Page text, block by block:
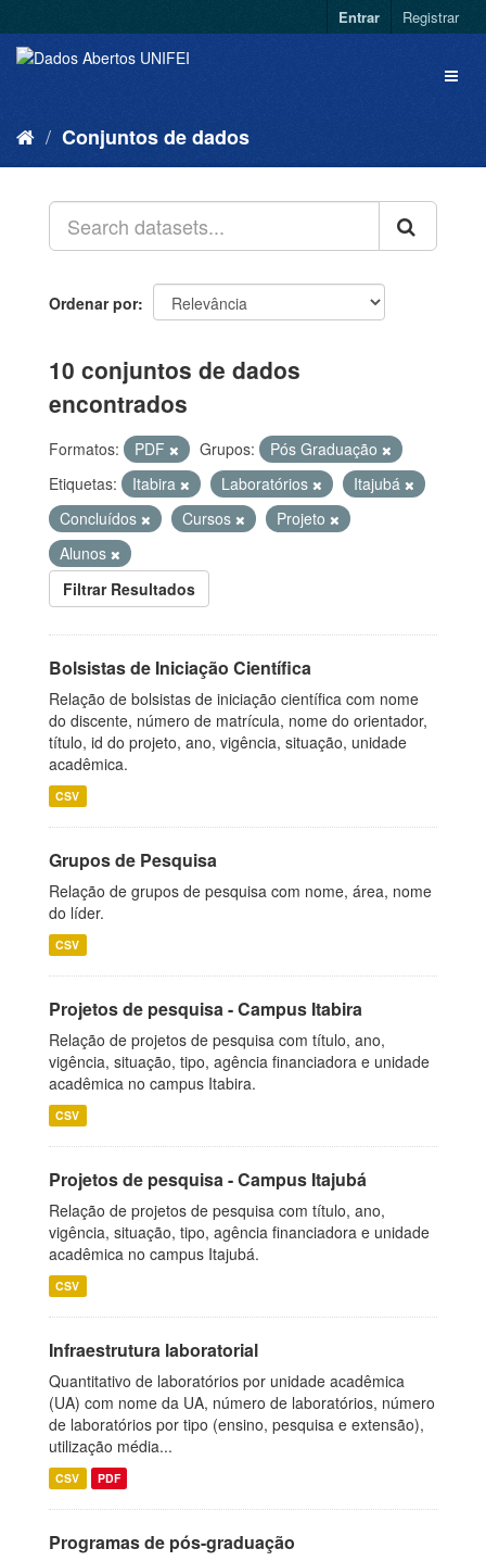
Entrar Registrar
Conjuntos de dados
Ordenar por
10 conjuntos de dados
encontrados
Formatos: PDF Grupos:
Pós Graduação
Etiquetas:
Itabira Laboratórios
Itajubá
Concluídos
Cursos
Projeto
Alunos
Filtrar Resultados
Bolsistas de Iniciação Científica
Relação de bolsistas de iniciação científica com nome
do discente, número de matrícula, nome do orientador,
título, id do projeto, ano, vigência, situação, unidade
acadêmica.
CSV
Grupos de Pesquisa
Relação de grupos de pesquisa com nome, área, nome
do líder.
CSV
Projetos de pesquisa - Campus Itabira
Relação de projetos de pesquisa com título, ano,
vigência, situação, tipo, agência financiadora e unidade
acadêmica no campus Itabira.
CSV
Projetos de pesquisa - Campus Itajubá
Relação de projetos de pesquisa com título, ano,
vigência, situação, tipo, agência financiadora e unidade
acadêmica no campus Itajubá.
CSV
Infraestrutura laboratorial
Quantitativo de laboratórios por unidade acadêmica
(UA) com nome da UA, número de laboratórios, número
de laboratórios por tipo (ensino, pesquisa e extensão),
utilização média...
CSV PDF
Programas de pós-graduação